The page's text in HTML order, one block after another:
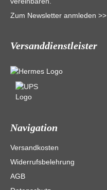
Zum Newsletter anmleden >>
Versanddienstleister
Navigation
Versandkosten
Widerrufsbelehrung
AGB